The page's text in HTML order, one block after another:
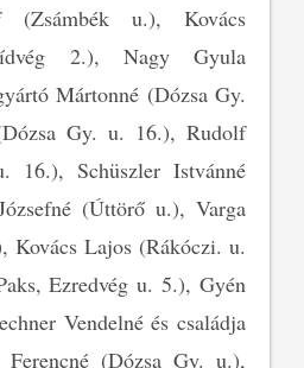
u.), Kovács
2.), Nagy Gyula
Mártonné (Dózsa Gy.
Gy. u. 16.), Rudolf
16.), Schüszler Istvánné
(Úttörő u.), Varga
Kovács Lajos (Rákóczi. u.
Ezredvég u. 5.), Gyén
Vendelné és családja
(Dózsa Gy. u.),